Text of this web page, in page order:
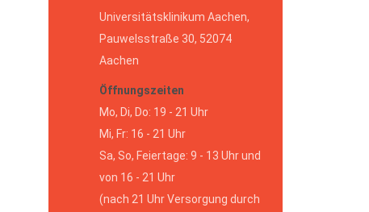
Universitätsklinikum Aachen,
Pauwelsstraße 30, 52074
Aachen
Öffnungszeiten
Mo, Di, Do: 19 - 21 Uhr
Mi, Fr: 16 - 21 Uhr
Sa, So, Feiertage: 9 - 13 Uhr und
von 16 - 21 Uhr
(nach 21 Uhr Versorgung durch